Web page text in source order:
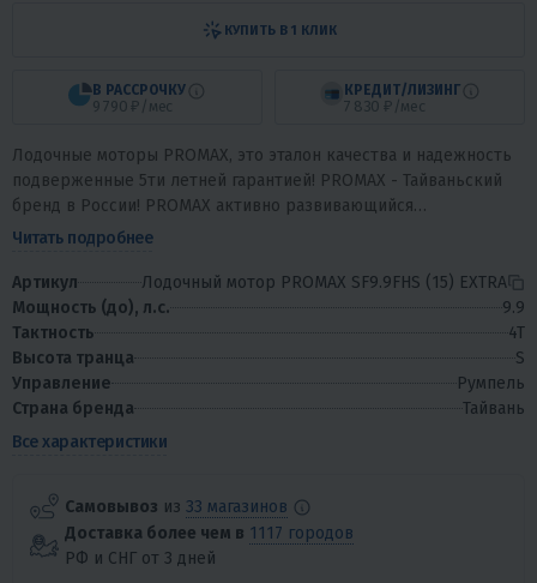
В РАССРОЧКУ
9 790 ₽/мес
КРЕДИТ/ЛИЗИНГ
7 830 ₽/мес
КУПИТЬ В 1 КЛИК
Лодочные моторы PROMAX, это эталон качества и надежность
подверженные 5ти летней гарантией! PROMAX - Тайваньский
бренд в России! PROMAX активно развивающийся
Читать подробнее
Артикул
Лодочный мотор PROMAX SF9.9FHS (15) EXTRA
Мощность (до), л.с.
9.9
Тактность
4T
Высота транца
S
Управление
Румпель
Страна бренда
Тайвань
Все характеристики
Самовывоз из 33 магазинов
Доставка более чем в 1117 городов
РФ и СНГ от 3 дней